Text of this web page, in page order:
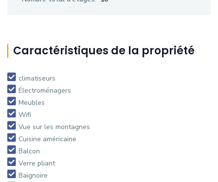
Caractéristiques de la propriété
climatiseurs
Électroménagers
Meubles
Wifi
Vue sur les montagnes
Cuisine américaine
Balcon
Verre pliant
Baignoire